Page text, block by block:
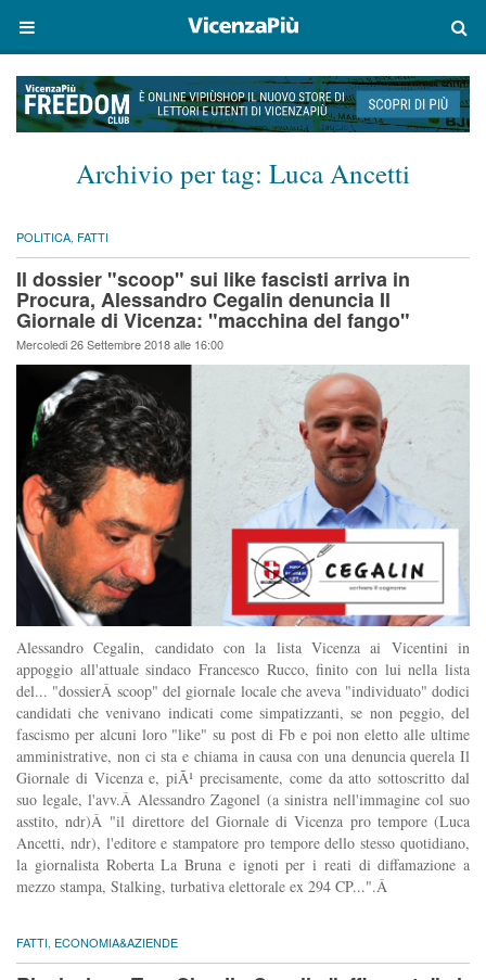
Archivio per tag: Luca Ancetti
POLITICA, FATTI
Il dossier "scoop" sui like fascisti arriva in
Procura, Alessandro Cegalin denuncia Il
Giornale di Vicenza: "macchina del fango"
Mercoledi 26 Settembre 2018 alle 16:00
Alessandro Cegalin, candidato con la lista Vicenza ai Vicentini in
appoggio all'attuale sindaco Francesco Rucco, finito con lui nella lista
del... "dossierÂ scoop" del giornale locale che aveva "individuato" dodici
candidati che venivano indicati come simpatizzanti, se non peggio, del
fascismo per alcuni loro "like" su post di Fb e poi non eletto alle ultime
amministrative, non ci sta e chiama in causa con una denuncia querela Il
Giornale di Vicenza e, piÃ¹ precisamente, come da atto sottoscritto dal
suo legale, l'avv.Â Alessandro Zagonel (a sinistra nell'immagine col suo
asstito, ndr)Â "il direttore del Giornale di Vicenza pro tempore (Luca
Ancetti, ndr), l'editore e stampatore pro tempore dello stesso quotidiano,
la giornalista Roberta La Bruna e ignoti per i reati di diffamazione a
mezzo stampa, Stalking, turbativa elettorale ex 294 CP...".Â
FATTI ECONOMIA&AZIENDE